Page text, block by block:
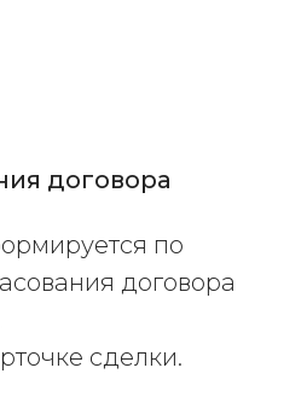
договора
по
договора
сделки.